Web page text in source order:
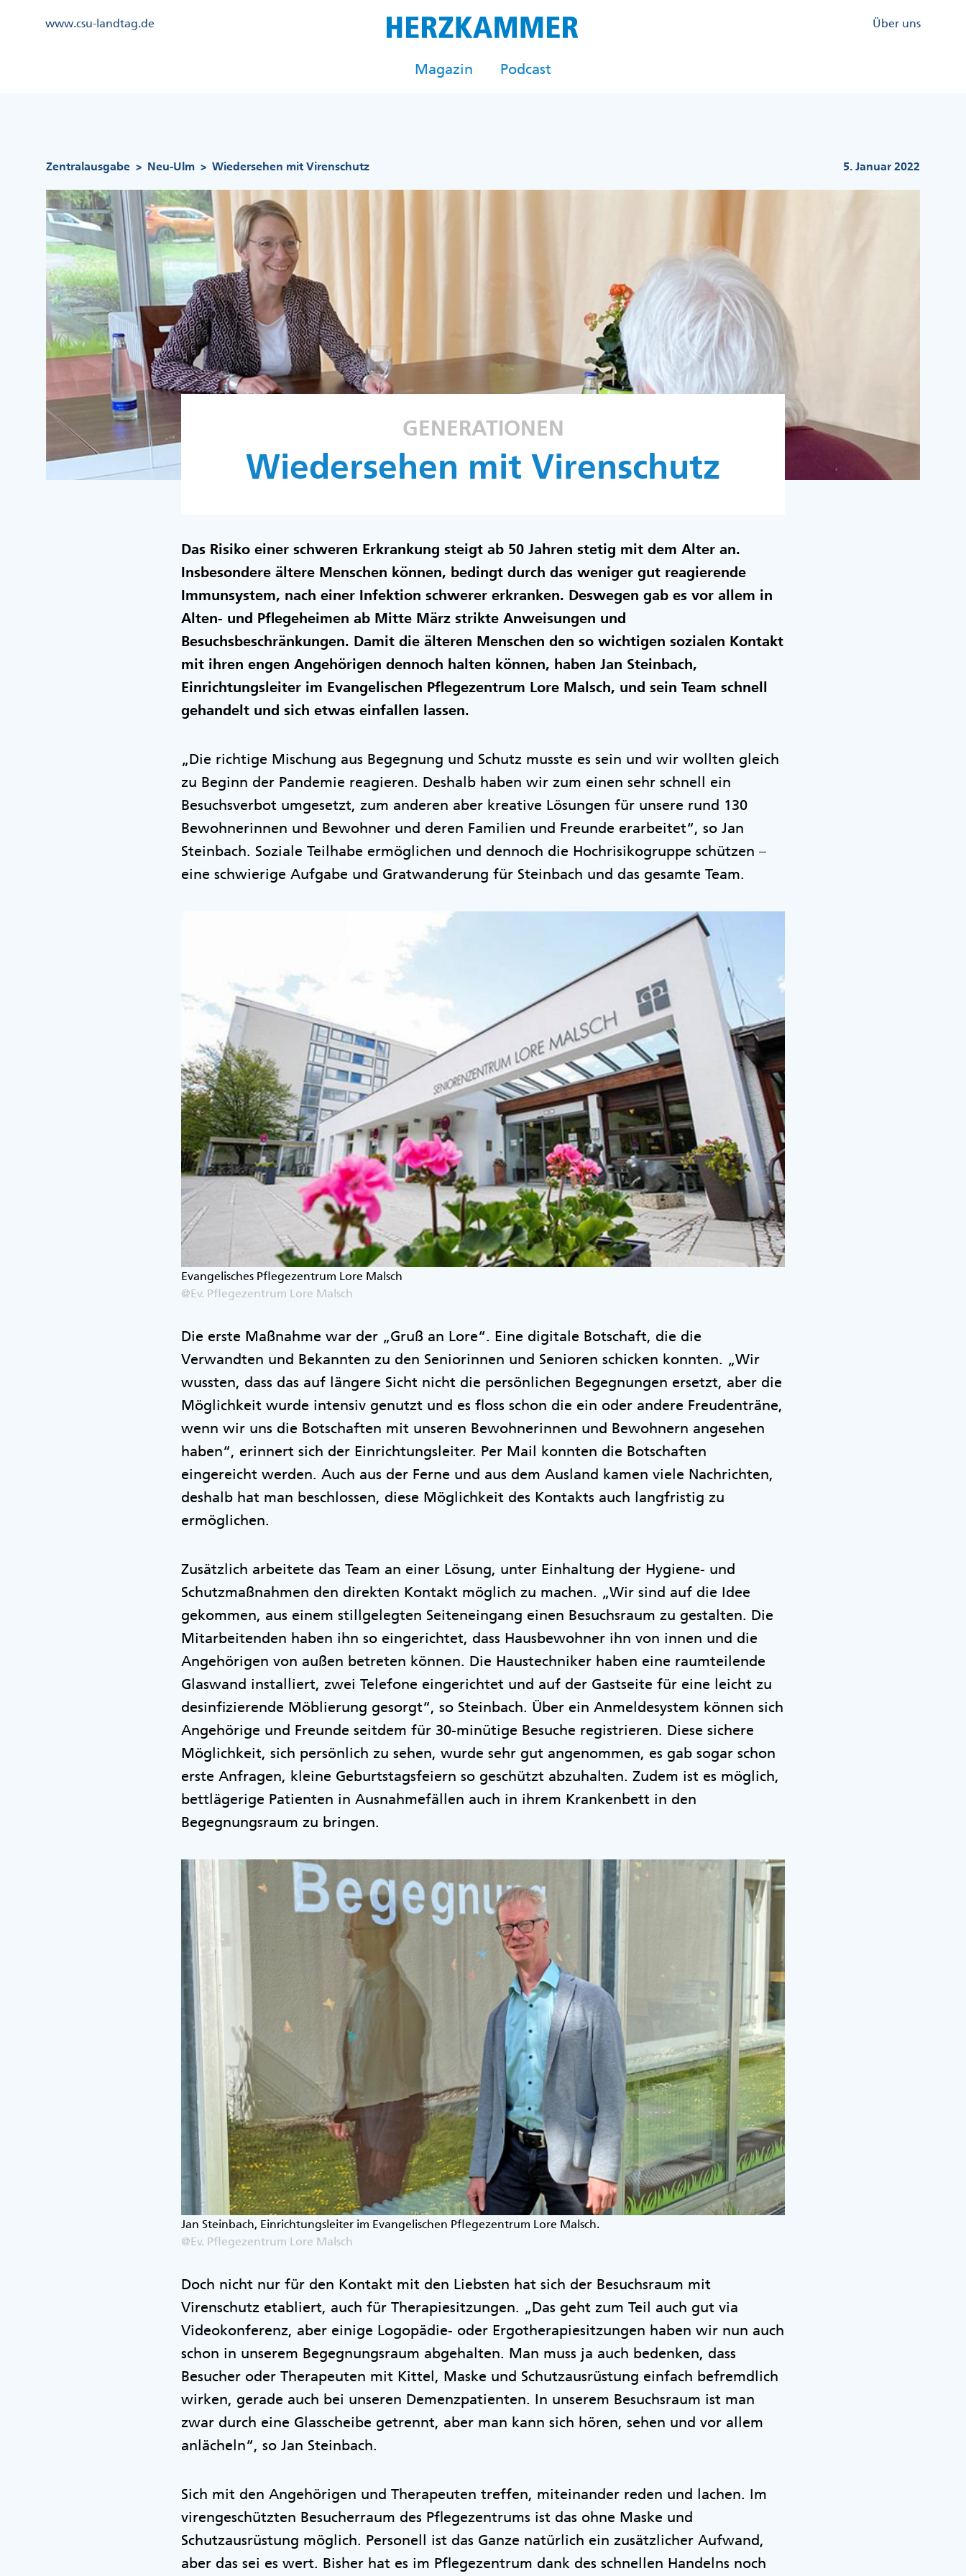
Kopfzeile
www.csu-landtag.de
Kopfzeile
Über uns
Magazin Podcast
Zentralausgabe > Neu-Ulm > Wiedersehen mit Virenschutz 5. Januar 2022
GENERATIONEN
Wiedersehen mit Virenschutz
Das Risiko einer schweren Erkrankung steigt ab 50 Jahren stetig mit dem Alter an.
Insbesondere ältere Menschen können, bedingt durch das weniger gut reagierende
Immunsystem, nach einer Infektion schwerer erkranken. Deswegen gab es vor allem in
Alten- und Pflegeheimen ab Mitte März strikte Anweisungen und
Besuchsbeschränkungen. Damit die älteren Menschen den so wichtigen sozialen Kontakt
mit ihren engen Angehörigen dennoch halten können, haben Jan Steinbach,
Einrichtungsleiter im Evangelischen Pflegezentrum Lore Malsch, und sein Team schnell
gehandelt und sich etwas einfallen lassen.
„Die richtige Mischung aus Begegnung und Schutz musste es sein und wir wollten gleich
zu Beginn der Pandemie reagieren. Deshalb haben wir zum einen sehr schnell ein
Besuchsverbot umgesetzt, zum anderen aber kreative Lösungen für unsere rund 130
Bewohnerinnen und Bewohner und deren Familien und Freunde erarbeitet“, so Jan
Steinbach. Soziale Teilhabe ermöglichen und dennoch die Hochrisikogruppe schützen –
eine schwierige Aufgabe und Gratwanderung für Steinbach und das gesamte Team.
Evangelisches Pflegezentrum Lore Malsch
@Ev. Pflegezentrum Lore Malsch
Die erste Maßnahme war der „Gruß an Lore“. Eine digitale Botschaft, die die
Verwandten und Bekannten zu den Seniorinnen und Senioren schicken konnten. „Wir
wussten, dass das auf längere Sicht nicht die persönlichen Begegnungen ersetzt, aber die
Möglichkeit wurde intensiv genutzt und es floss schon die ein oder andere Freudenträne,
wenn wir uns die Botschaften mit unseren Bewohnerinnen und Bewohnern angesehen
haben“, erinnert sich der Einrichtungsleiter. Per Mail konnten die Botschaften
eingereicht werden. Auch aus der Ferne und aus dem Ausland kamen viele Nachrichten,
deshalb hat man beschlossen, diese Möglichkeit des Kontakts auch langfristig zu
ermöglichen.
Zusätzlich arbeitete das Team an einer Lösung, unter Einhaltung der Hygiene- und
Schutzmaßnahmen den direkten Kontakt möglich zu machen. „Wir sind auf die Idee
gekommen, aus einem stillgelegten Seiteneingang einen Besuchsraum zu gestalten. Die
Mitarbeitenden haben ihn so eingerichtet, dass Hausbewohner ihn von innen und die
Angehörigen von außen betreten können. Die Haustechniker haben eine raumteilende
Glaswand installiert, zwei Telefone eingerichtet und auf der Gastseite für eine leicht zu
desinfizierende Möblierung gesorgt“, so Steinbach. Über ein Anmeldesystem können sich
Angehörige und Freunde seitdem für 30-minütige Besuche registrieren. Diese sichere
Möglichkeit, sich persönlich zu sehen, wurde sehr gut angenommen, es gab sogar schon
erste Anfragen, kleine Geburtstagsfeiern so geschützt abzuhalten. Zudem ist es möglich,
bettlägerige Patienten in Ausnahmefällen auch in ihrem Krankenbett in den
Begegnungsraum zu bringen.
Jan Steinbach, Einrichtungsleiter im Evangelischen Pflegezentrum Lore Malsch.
@Ev. Pflegezentrum Lore Malsch
Doch nicht nur für den Kontakt mit den Liebsten hat sich der Besuchsraum mit
Virenschutz etabliert, auch für Therapiesitzungen. „Das geht zum Teil auch gut via
Videokonferenz, aber einige Logopädie- oder Ergotherapiesitzungen haben wir nun auch
schon in unserem Begegnungsraum abgehalten. Man muss ja auch bedenken, dass
Besucher oder Therapeuten mit Kittel, Maske und Schutzausrüstung einfach befremdlich
wirken, gerade auch bei unseren Demenzpatienten. In unserem Besuchsraum ist man
zwar durch eine Glasscheibe getrennt, aber man kann sich hören, sehen und vor allem
anlächeln“, so Jan Steinbach.
Sich mit den Angehörigen und Therapeuten treffen, miteinander reden und lachen. Im
virengeschützten Besucherraum des Pflegezentrums ist das ohne Maske und
Schutzausrüstung möglich. Personell ist das Ganze natürlich ein zusätzlicher Aufwand,
aber das sei es wert. Bisher hat es im Pflegezentrum dank des schnellen Handelns noch